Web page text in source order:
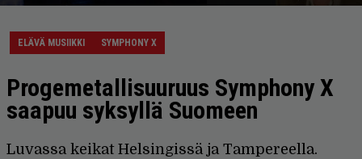
ELÄVÄ MUSIIKKI SYMPHONY X
Progemetallisuuruus Symphony X
saapuu syksyllä Suomeen
Luvassa keikat Helsingissä ja Tampereella.